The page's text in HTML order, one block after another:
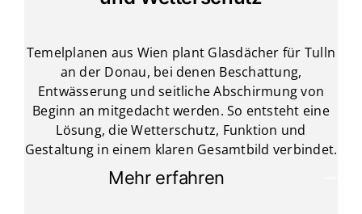
Temelplanen aus Wien plant Glasdächer für Tulln
an der Donau, bei denen Beschattung,
Entwässerung und seitliche Abschirmung von
Beginn an mitgedacht werden. So entsteht eine
Lösung, die Wetterschutz, Funktion und
Gestaltung in einem klaren Gesamtbild verbindet.
Mehr erfahren